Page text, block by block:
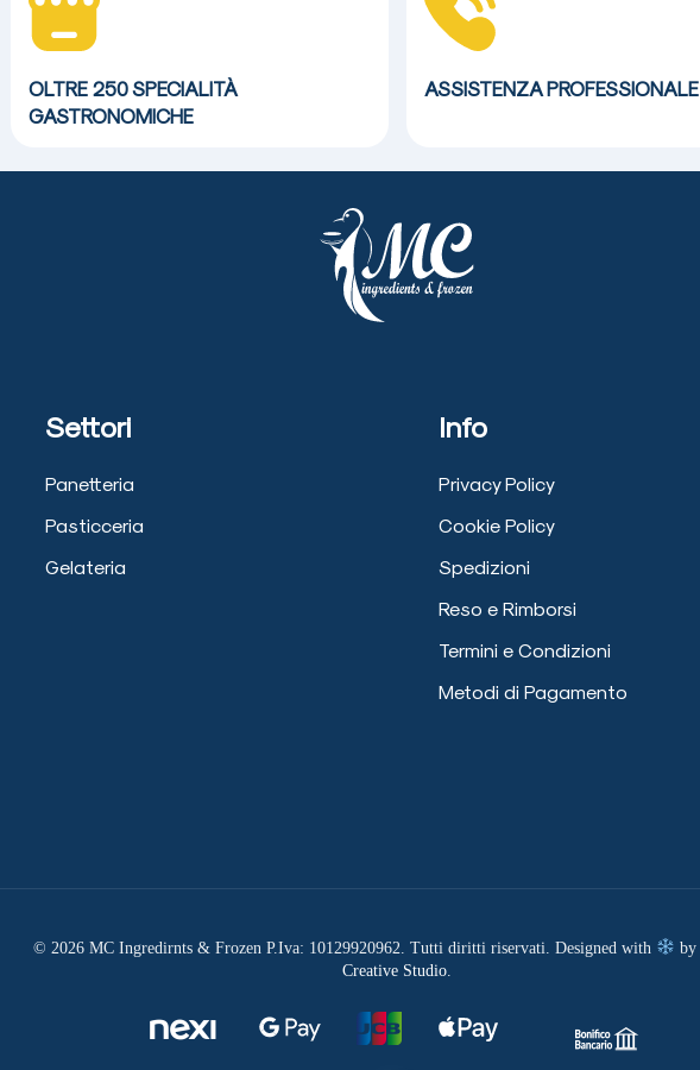
OLTRE 250 SPECIALITÀ
GASTRONOMICHE
ASSISTENZAPROFESSIONALE
Settori
Panetteria
Pasticceria
Gelateria
Info
Privacy Policy
Cookie Policy
Spedizioni
Reso e Rimborsi
Termini e Condizioni
Metodi di Pagamento
© 2026 MC Ingredirnts & Frozen P.Iva: 10129920962. Tutti diritti riservati. Designed with by
Creative Studio